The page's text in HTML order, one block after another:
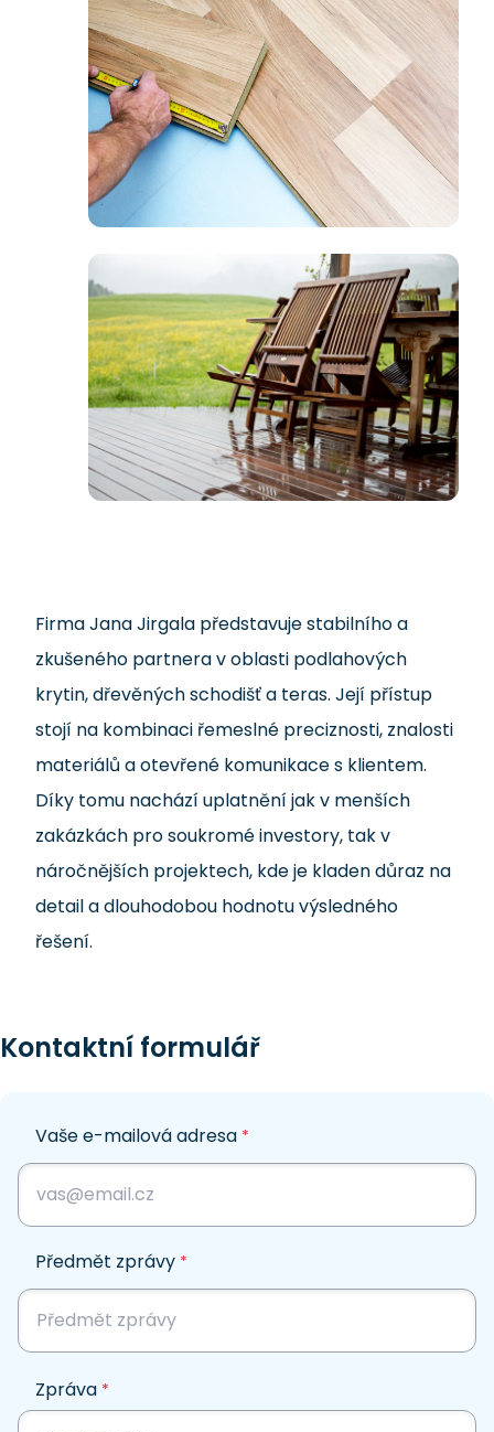
Firma Jana Jirgala představuje stabilního a
zkušeného partnera v oblasti podlahových
krytin, dřevěných schodišť a teras. Její přístup
stojí na kombinaci řemeslné preciznosti, znalosti
materiálů a otevřené komunikace s klientem.
Díky tomu nachází uplatnění jak v menších
zakázkách pro soukromé investory, tak v
náročnějších projektech, kde je kladen důraz na
detail a dlouhodobou hodnotu výsledného
řešení.
Kontaktní formulář
Vaše e-mailová adresa *
Předmět zprávy *
Zpráva *